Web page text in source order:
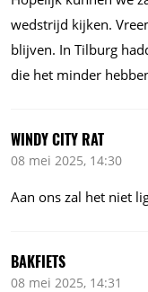
wedstrijd kijken.
blijven. In Tilburg
die het minder
WINDY CITY RAT
08 mei 2025, 14:30
Aan ons zal het niet
BAKFIETS
08 mei 2025, 14:31